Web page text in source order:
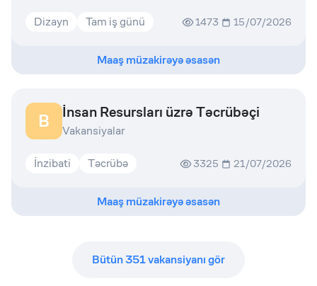
Dizayn Tam iş günü 1473 15/07/2026
Maaş müzakirəyə əsasən
B İnsan Resursları üzrə Təcrübəçi
Vakansiyalar
İnzibati Təcrübə 3325 21/07/2026
Maaş müzakirəyə əsasən
Bütün351vakansiyanı gör